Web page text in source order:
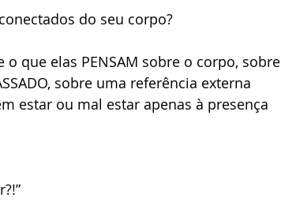
do seu corpo?
que elas PENSAM sobre o corpo, sobre
sobre uma referência externa
estar ou mal estar apenas à presença